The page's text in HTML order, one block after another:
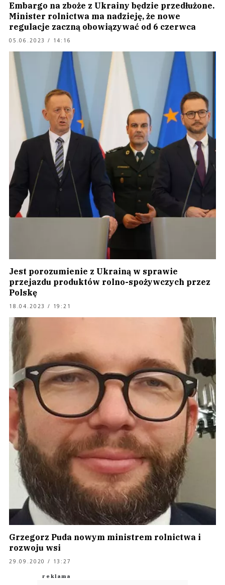
Embargo na zboże z Ukrainy będzie przedłużone.
Minister rolnictwa ma nadzieję, że nowe
regulacje zaczną obowiązywać od 6 czerwca
05.06.2023 / 14:16
Jest porozumienie z Ukrainą w sprawie
przejazdu produktów rolno-spożywczych przez
Polskę
18.04.2023 / 19:21
Grzegorz Puda nowym ministrem rolnictwa i
rozwoju wsi
29.09.2020 / 13:27